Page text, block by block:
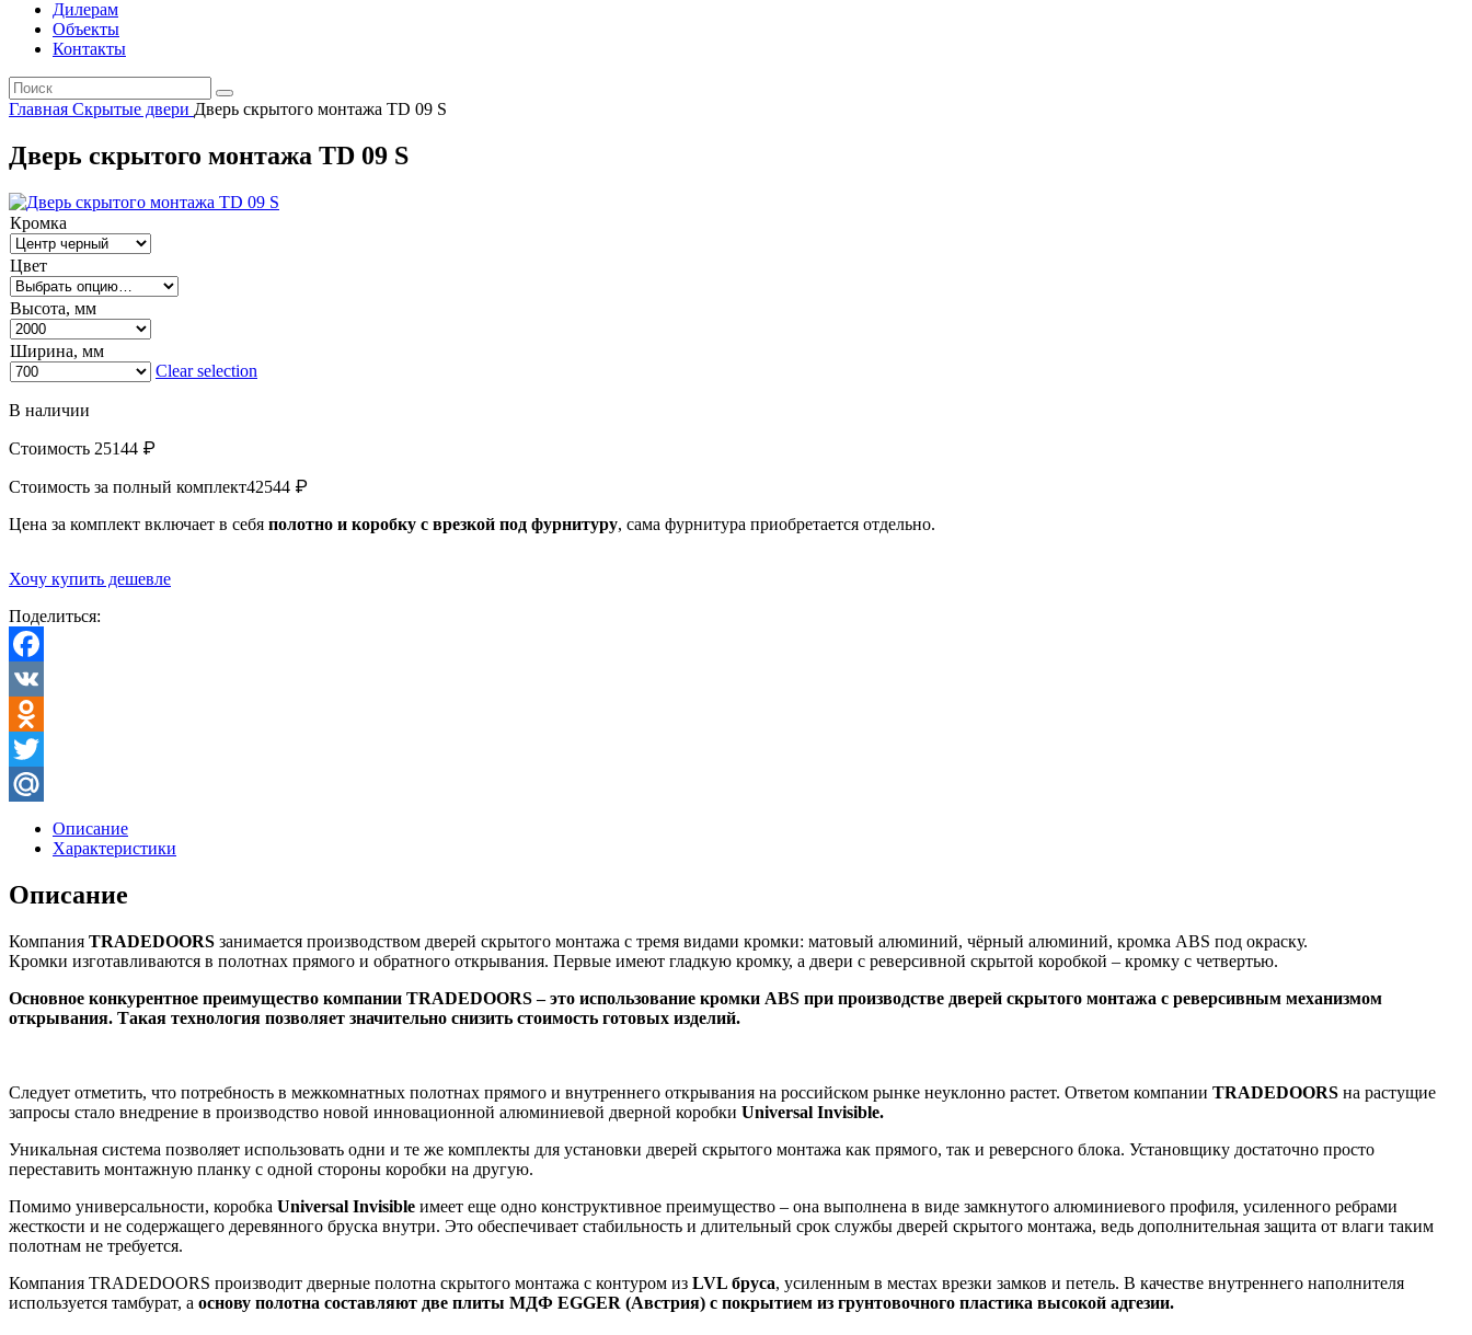
Дилерам
Объекты
Контакты
Главная Скрытые двери Дверь скрытого монтажа TD 09 S
Дверь скрытого монтажа TD 09 S
Кромка
Цвет
Высота, мм
Ширина, мм
Clear selection
В наличии
Стоимость 25144 ₽
Стоимость за полный комплект42544 ₽
Цена за комплект включает в себя полотно и коробку с врезкой под фурнитуру, сама фурнитура приобретается отдельно.
Хочу купить дешевле
Поделиться:
Facebook
VK
Odnoklassniki
Twitter
Mail.Ru
Описание
Характеристики
Описание
Компания TRADEDOORS занимается производством дверей скрытого монтажа с тремя видами кромки: матовый алюминий, чёрный алюминий, кромка ABS под окраску.
Кромки изготавливаются в полотнах прямого и обратного открывания. Первые имеют гладкую кромку, а двери с реверсивной скрытой коробкой – кромку с четвертью.
Основное конкурентное преимущество компании TRADEDOORS ‒ это использование кромки ABS при производстве дверей скрытого монтажа с реверсивным механизмом
открывания. Такая технология позволяет значительно снизить стоимость готовых изделий.
Следует отметить, что потребность в межкомнатных полотнах прямого и внутреннего открывания на российском рынке неуклонно растет. Ответом компании TRADEDOORS на растущие
запросы стало внедрение в производство новой инновационной алюминиевой дверной коробки Universal Invisible.
Уникальная система позволяет использовать одни и те же комплекты для установки дверей скрытого монтажа как прямого, так и реверсного блока. Установщику достаточно просто
переставить монтажную планку с одной стороны коробки на другую.
Помимо универсальности, коробка Universal Invisible имеет еще одно конструктивное преимущество – она выполнена в виде замкнутого алюминиевого профиля, усиленного ребрами
жесткости и не содержащего деревянного бруска внутри. Это обеспечивает стабильность и длительный срок службы дверей скрытого монтажа, ведь дополнительная защита от влаги таким
полотнам не требуется.
Компания TRADEDOORS производит дверные полотна скрытого монтажа с контуром из LVL бруса, усиленным в местах врезки замков и петель. В качестве внутреннего наполнителя
используется тамбурат, а основу полотна составляют две плиты МДФ EGGER (Австрия) с покрытием из грунтовочного пластика высокой адгезии.